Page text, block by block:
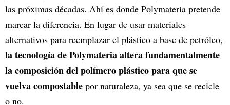
las próximas décadas. Ahí es donde Polymateria pretende
marcar la diferencia. En lugar de usar materiales
alternativos para reemplazar el plástico a base de petróleo,
la tecnología de Polymateria altera fundamentalmente
la composición del polímero plástico para que se
vuelva compostable por naturaleza, ya sea que se recicle
o no.